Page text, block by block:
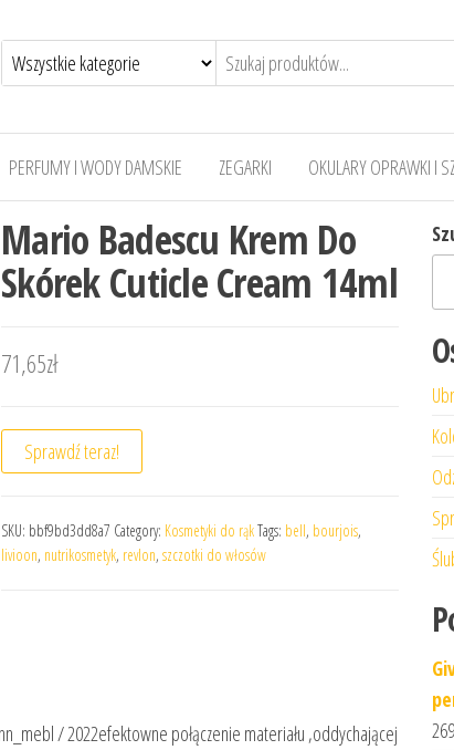
PERFUMY I WODY DAMSKIE ZEGARKI OKULARY OPRAWKI I
Mario Badescu Krem Do
Skórek Cuticle Cream 14ml
71,65zł
Sprawdź teraz!
SKU: bbf9bd3dd8a7 Category: Kosmetyki do rąkTags: bell, bourjois,
livioon, nutrikosmetyk, revlon, szczotki do włosów
/ 2022efektowne połączenie materiału ,oddychającej